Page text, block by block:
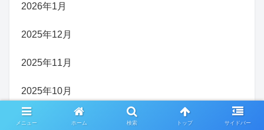
2026年1月
2025年12月
2025年11月
2025年10月
2025年9月
メニュー ホーム 検索 トップ サイドバー